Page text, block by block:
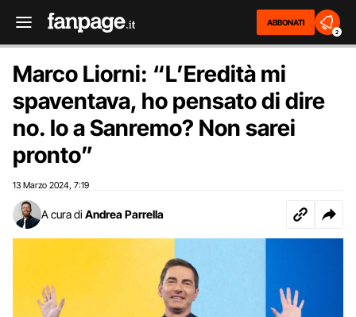
ABBONATI
2
Marco Liorni: “L’Eredità mi
spaventava, ho pensato di dire
no. Io a Sanremo? Non sarei
pronto”
13 Marzo 2024 7:19
A cura di Andrea Parrella